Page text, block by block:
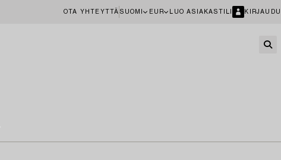
OTA YHTEYTTÄ SUOMI EUR LUO ASIAKASTILI KIRJAUDU